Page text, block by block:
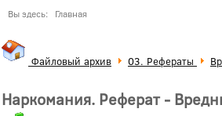
Вы здесь: Главная
Файловый архив 03. Рефераты
Наркомания. Реферат -